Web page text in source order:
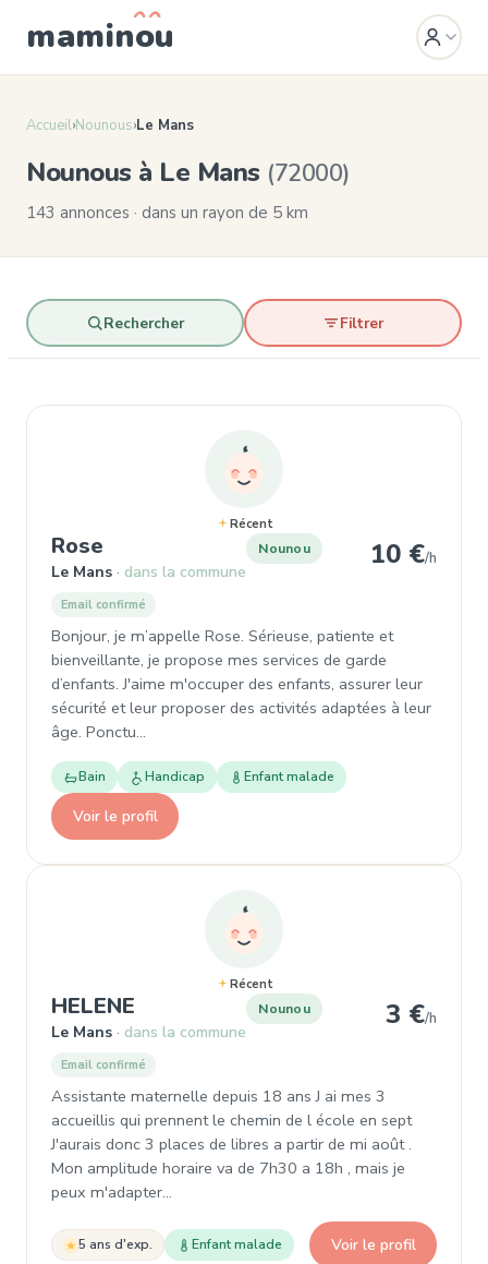
maminou
Accueil›Nounous›Le Mans
Nounous à Le Mans (72000)
143 annonces · dans un rayon de 5 km
Rechercher Filtrer
Récent
Rose , Nounou à Le Mans
Le Mans dans la commune
Nounou 10 €/h
Email confirmé
Bonjour, je m’appelle Rose. Sérieuse, patiente et
bienveillante, je propose mes services de garde
d’enfants. J'aime m'occuper des enfants, assurer leur
sécurité et leur proposer des activités adaptées à leur
âge. Ponctu…
Bain Handicap Enfant malade
Voir le profil
Récent
HELENE , Nounou à Le Mans
Le Mans dans la commune
Nounou 3 €/h
Email confirmé
Assistante maternelle depuis 18 ans J ai mes 3
accueillis qui prennent le chemin de l école en sept
J'aurais donc 3 places de libres a partir de mi août .
Mon amplitude horaire va de 7h30 a 18h , mais je
peux m'adapter…
5 ans d'exp. Enfant malade Voir le profil